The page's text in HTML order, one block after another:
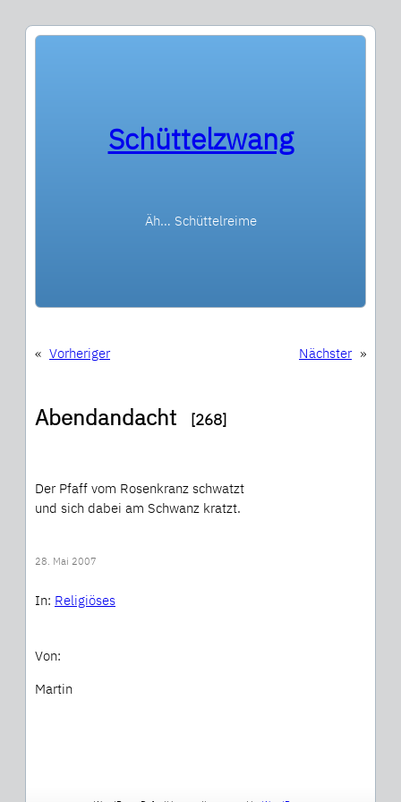
Schüttelzwang
Äh… Schüttelreime
« Vorheriger Nächster »
Abendandacht [268]
Der Pfaff vom Rosenkranz schwatzt
und sich dabei am Schwanz kratzt.
28. Mai 2007
In: Religiöses
Von:
Martin